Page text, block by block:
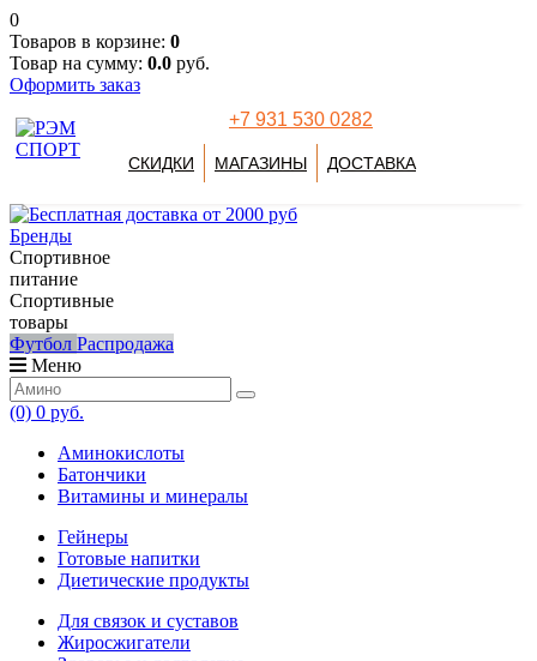
0
Товаров в корзине: 0
Товар на сумму: 0.0 руб.
Оформить заказ
+7 931 530 0282
СКИДКИ МАГАЗИНЫ ДОСТАВКА
Бренды
Спортивное
питание
Спортивные
товары
Футбол Распродажа
Меню
(0) 0 руб.
Аминокислоты
Батончики
Витамины и минералы
Гейнеры
Готовые напитки
Диетические продукты
Для связок и суставов
Жиросжигатели